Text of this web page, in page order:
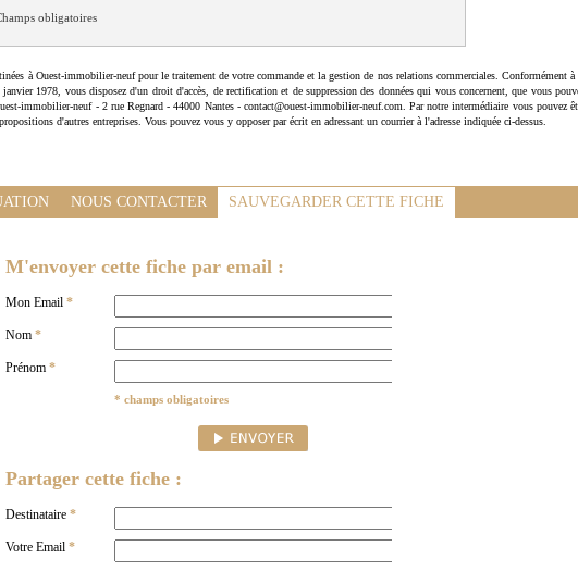
obligatoires
à Ouest-immobilier-neuf pour le traitement de votre commande et la gestion de nos relations commerciales. Conformément à
1978, vous disposez d'un droit d'accès, de rectification et de suppression des données qui vous concernent, que vous
immobilier-neuf - 2 rue Regnard - 44000 Nantes - contact@ouest-immobilier-neuf.com. Par notre intermédiaire vous pouvez
d'autres entreprises. Vous pouvez vous y opposer par écrit en adressant un courrier à l'adresse indiquée ci-dessus.
NOUS CONTACTER SAUVEGARDER CETTE FICHE
M'envoyer cette fiche par email :
Mon Email *
Nom *
Prénom *
* champs obligatoires
Partager cette fiche :
Destinataire *
Votre Email *